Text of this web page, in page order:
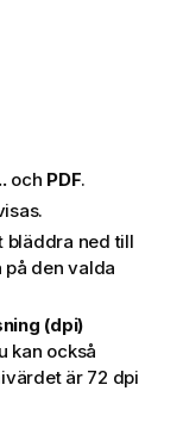
och PDF.
bläddra ned till
den valda
(dpi)
kan också
är 72 dpi